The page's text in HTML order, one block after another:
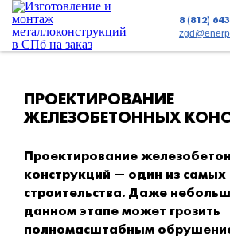
8 (812)
ПРОЕКТИРОВАНИЕ
ЖЕЛЕЗОБЕТОННЫХ
Проектирование
конструкций — один из
строительства. Даже
данном этапе может грозить
полномасштабным